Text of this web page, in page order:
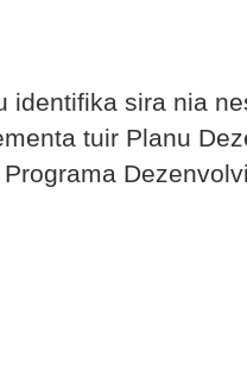
identifika sira nia
tuir Planu